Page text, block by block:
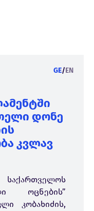
GE/EN
დონე
კვლავ
ოცნების”
კობახიძის,